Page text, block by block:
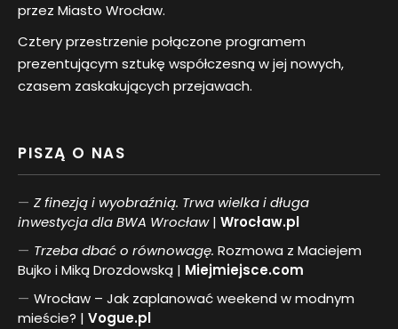
przez Miasto Wrocław.
Cztery przestrzenie połączone programem
prezentującym sztukę współczesną w jej nowych,
czasem zaskakujących przejawach.
PISZĄ O NAS
Z finezją i wyobraźnią. Trwa wielka i długa
inwestycja dla BWA Wrocław| Wrocław.pl
Trzeba dbać o równowagę. Rozmowa z Maciejem
Bujko i Miką Drozdowską | Miejmiejsce.com
Wrocław – Jak zaplanować weekend w modnym
mieście? | Vogue.pl